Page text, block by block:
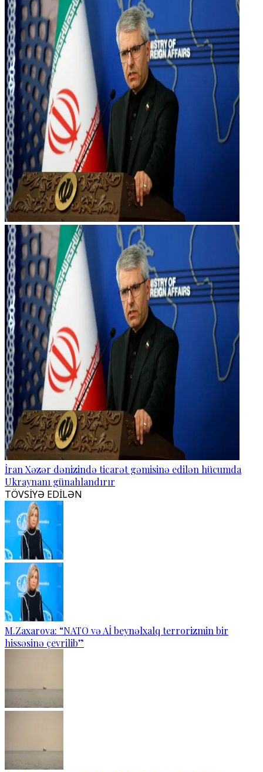
İran Xəzər dənizində ticarət gəmisinə edilən hücumda
Ukraynanı günahlandırır
TÖVSİYƏ EDİLƏN
M.Zaxarova: “NATO və Aİ beynəlxalq terrorizmin bir
hissəsinə çevrilib”